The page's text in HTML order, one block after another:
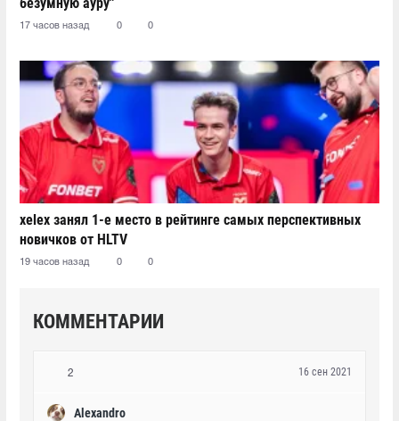
17 часов назад 0 0
xelex⁠ занял 1-е место в рейтинге самых перспективных
новичков от HLTV
19 часов назад 0 0
КОММЕНТАРИИ
2
Alexandro
16 сен 2021